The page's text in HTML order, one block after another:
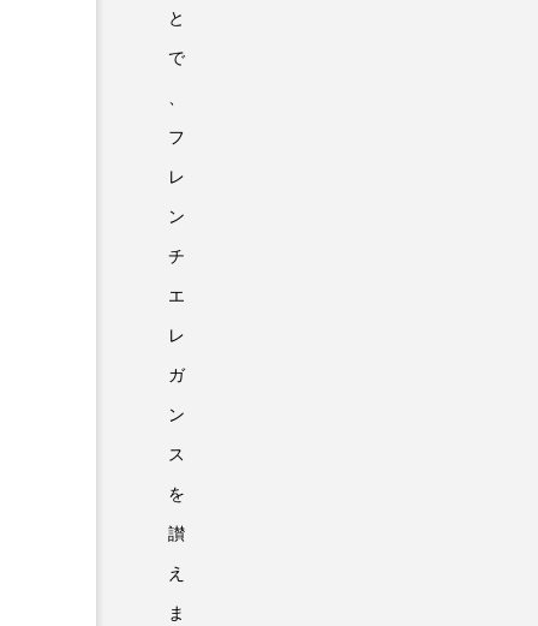
と
で
フ
レ
ン
チ
エ
レ
ガ
ン
ス
を
讃
え
ま